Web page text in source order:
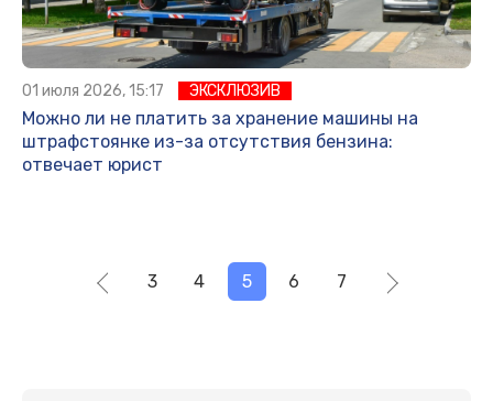
01 июля 2026, 15:17 ЭКСКЛЮЗИВ
Можно ли не платить за хранение машины на
штрафстоянке из-за отсутствия бензина:
отвечает юрист
3 4 5 6 7